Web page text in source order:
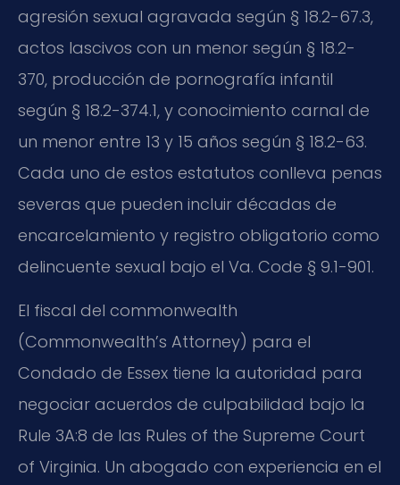
agresión sexual agravada según § 18.2-67.3,
actos lascivos con un menor según § 18.2-
370, producción de pornografía infantil
según § 18.2-374.1, y conocimiento carnal de
un menor entre 13 y 15 años según § 18.2-63.
Cada uno de estos estatutos conlleva penas
severas que pueden incluir décadas de
encarcelamiento y registro obligatorio como
delincuente sexual bajo el Va. Code § 9.1-901.
El fiscal del commonwealth
(Commonwealth’s Attorney) para el
Condado de Essex tiene la autoridad para
negociar acuerdos de culpabilidad bajo la
Rule 3A:8 de las Rules of the Supreme Court
of Virginia. Un abogado con experiencia en el